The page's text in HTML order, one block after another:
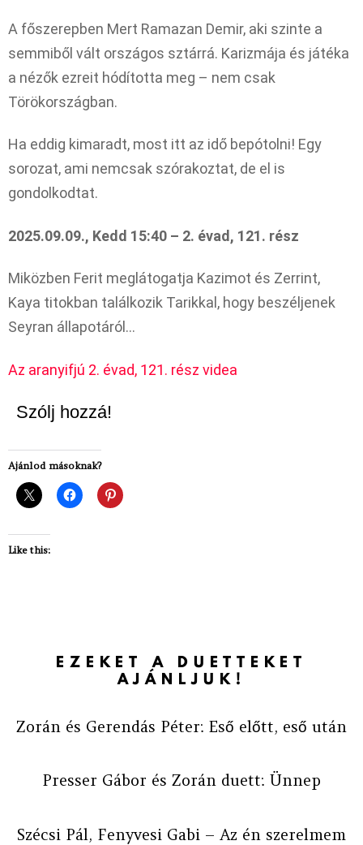
A főszerepben Mert Ramazan Demir, aki szinte a
semmiből vált országos sztárrá. Karizmája és játéka
a nézők ezreit hódította meg – nem csak
Törökországban.
Ha eddig kimaradt, most itt az idő bepótolni! Egy
sorozat, ami nemcsak szórakoztat, de el is
gondolkodtat.
2025.09.09., Kedd 15:40 – 2. évad, 121. rész
Miközben Ferit meglátogatja Kazimot és Zerrint,
Kaya titokban találkozik Tarikkal, hogy beszéljenek
Seyran állapotáról…
Az aranyifjú 2. évad, 121. rész videa
Szólj hozzá!
Ajánlod másoknak?
Like this:
EZEKET A DUETTEKET
AJÁNLJUK!
Zorán és Gerendás Péter: Eső előtt, eső után
Presser Gábor és Zorán duett: Ünnep
Szécsi Pál, Fenyvesi Gabi – Az én szerelmem